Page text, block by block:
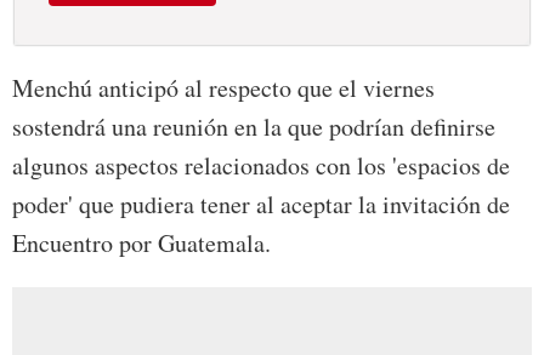
Menchú anticipó al respecto que el viernes
sostendrá una reunión en la que podrían definirse
algunos aspectos relacionados con los 'espacios de
poder' que pudiera tener al aceptar la invitación de
Encuentro por Guatemala.